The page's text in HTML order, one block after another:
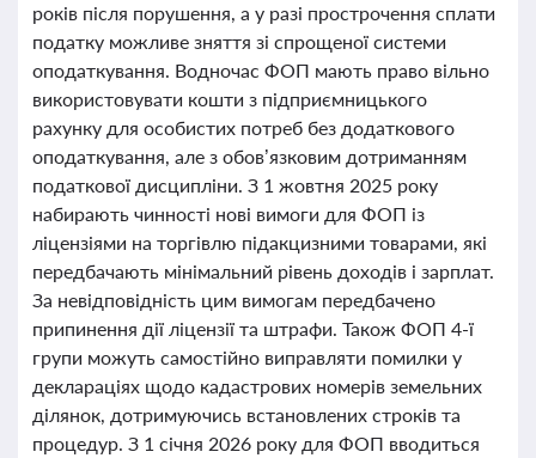
років після порушення, а у разі прострочення сплати
податку можливе зняття зі спрощеної системи
оподаткування. Водночас ФОП мають право вільно
використовувати кошти з підприємницького
рахунку для особистих потреб без додаткового
оподаткування, але з обов’язковим дотриманням
податкової дисципліни. З 1 жовтня 2025 року
набирають чинності нові вимоги для ФОП із
ліцензіями на торгівлю підакцизними товарами, які
передбачають мінімальний рівень доходів і зарплат.
За невідповідність цим вимогам передбачено
припинення дії ліцензії та штрафи. Також ФОП 4-ї
групи можуть самостійно виправляти помилки у
деклараціях щодо кадастрових номерів земельних
ділянок, дотримуючись встановлених строків та
процедур. З 1 січня 2026 року для ФОП вводиться